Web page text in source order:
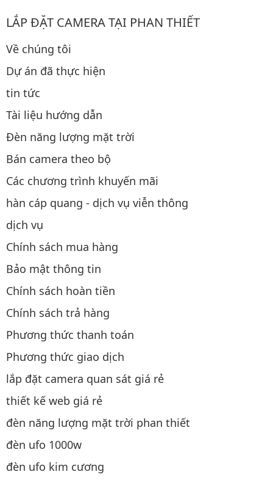
LẮP ĐẶT CAMERA TẠI PHAN THIẾT
Về chúng tôi
Dự án đã thực hiện
tin tức
Tài liệu hướng dẫn
Đèn năng lượng mặt trời
Bán camera theo bộ
Các chương trình khuyến mãi
hàn cáp quang - dịch vụ viễn thông
dịch vụ
Chính sách mua hàng
Bảo mật thông tin
Chính sách hoàn tiền
Chính sách trả hàng
Phương thức thanh toán
Phương thức giao dịch
lắp đặt camera quan sát giá rẻ
thiết kế web giá rẻ
đèn năng lượng mặt trời phan thiết
đèn ufo 1000w
đèn ufo kim cương